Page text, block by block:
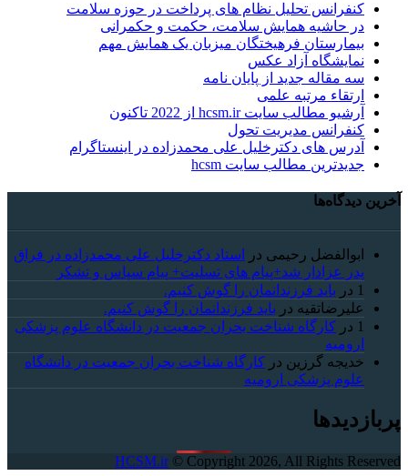
کنفرانس تحلیل نظام های پرداخت در حوزه سلامت
در حاشیه همایش سلامت، حکمت و حکمرانی
بیمارستان فرهیختگان میزبان یک همایش مهم
نمایشگاه آزاد عکس
سه مقاله جدید از پایان نامه
ارتقاء مرتبه علمی
آرشیو مطالب سایت hcsm.ir از 2022 تاکنون
کنفرانس مدیریت تحول
آدرس های دکترخلیل علی محمدزاده در اینستاگرام
جدیدترین مطالب سایت hcsm
آخرین دیدگاه‌ها
ابوالفضل رحیمی در
استاد دکترخلیل علی محمدزاده در فراق
پدر عزادار شد+پیام های تسلیت+ پیام سپاس و تشکر
1 در باید فرزندانمان را گوش کنیم.
علیرضاتقیه در باید فرزندانمان را گوش کنیم.
1 در کارگاه شناخت بحران جمعیت در دانشگاه علوم پزشکی
ارومیه
خديجه گرزین در کارگاه شناخت بحران جمعیت در دانشگاه
علوم پزشکی ارومیه
پربازدیدها
HCSM.ir© Copyright 2026, All Rights Reserved